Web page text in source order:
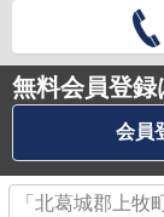
無料会員登録
会員
「北葛城郡上